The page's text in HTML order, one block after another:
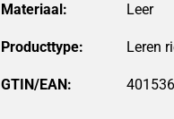
Materiaal:
Producttype:
GTIN/EAN: